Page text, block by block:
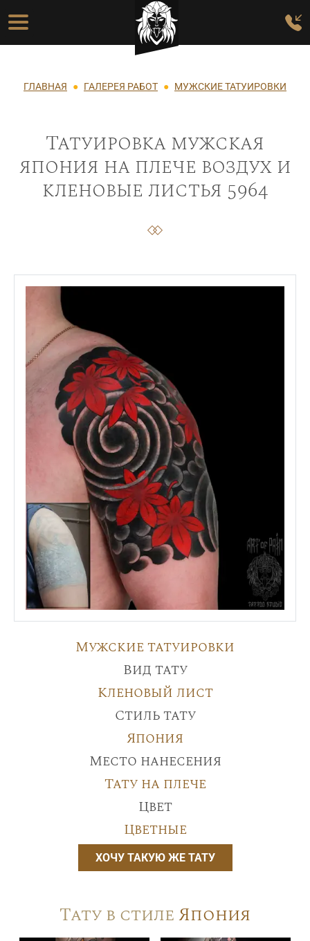
Перейти к основному содержанию
Основная навигация
Строка навигации
ГЛАВНАЯ ГАЛЕРЕЯ РАБОТ МУЖСКИЕ ТАТУИРОВКИ
Татуировка мужская
япония на плече воздух и
кленовые листья 5964
Мужские татуировки
Вид тату
Кленовый лист
Стиль тату
Япония
Место нанесения
Тату на плече
Цвет
Цветные
ХОЧУ ТАКУЮ ЖЕ ТАТУ
Тату в стилеЯпония